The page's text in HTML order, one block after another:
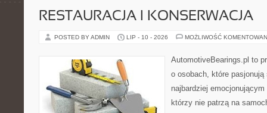
RESTAURACJA I KONSERWACJA
POSTED BY ADMIN LIP - 10 - 2026 MOŻLIWOŚĆ
AutomotiveBearings.pl to
o osobach, które
najbardziej
którzy nie patrzą na